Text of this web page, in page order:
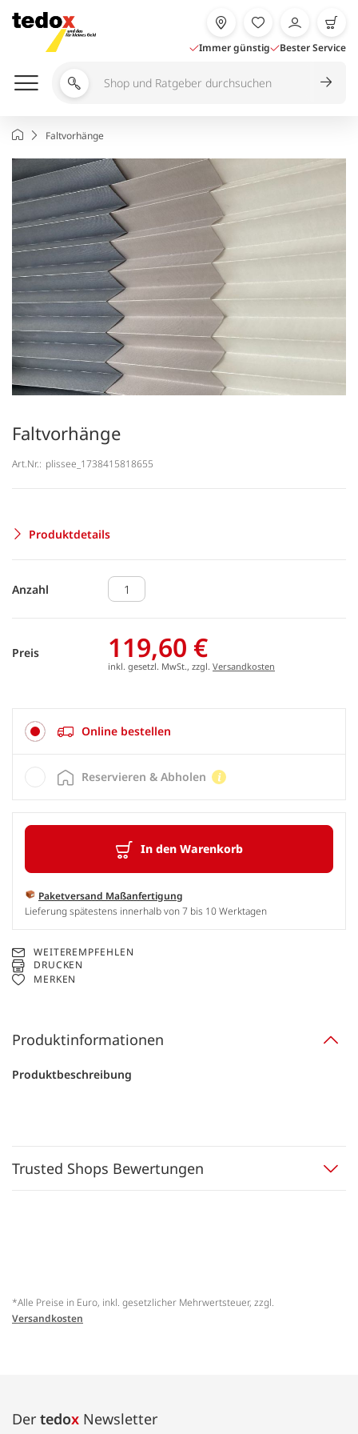
Inhalt
springen
Immer günstig Bester Service
Shop
durchsuchen
StartseiteFaltvorhänge
Faltvorhänge
Art.Nr.: plissee_1738415818655
Produktdetails
Anzahl
Preis 119,60 €
inkl. gesetzl. MwSt., zzgl. Versandkosten
Online bestellen
In den Warenkorb
Paketversand Maßanfertigung
Lieferung spätestens innerhalb von 7 bis 10 Werktagen
Reservieren & Abholen
WEITEREMPFEHLEN
DRUCKEN
MERKEN
Produktinformationen
Produktbeschreibung
Trusted Shops Bewertungen
*Alle Preise in Euro, inkl. gesetzlicher Mehrwertsteuer, zzgl.
Versandkosten
Der tedox Newsletter